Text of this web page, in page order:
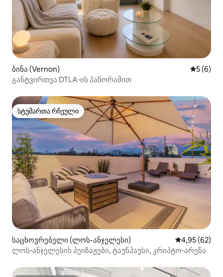
ბინა (Vernon) საშუალო
5 (6)
განტვირთვა DTLA‑ის პანორამით
სტუმართა რჩეული
სტუმართა რჩეული
საცხოვრებელი (ლოს-ანჯელესი) საშუალო
4,95 (62)
ლოს‑ანჯელესის პეიზაჟები, ტაუნჰაუსი, კრიპტო‑არენა